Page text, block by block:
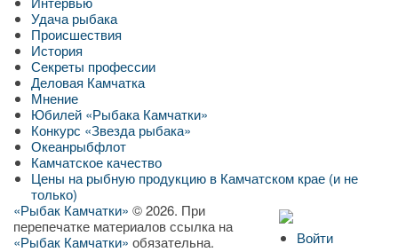
Удача рыбака
Происшествия
История
Секреты профессии
Деловая Камчатка
Мнение
Юбилей «Рыбака Камчатки»
Конкурс «Звезда рыбака»
Океанрыбфлот
Камчатское качество
Цены на рыбную продукцию в Камчатском крае (и не
только)
«Рыбак Камчатки» © 2026. При
перепечатке материалов ссылка на
«Рыбак Камчатки» обязательна.
Войти